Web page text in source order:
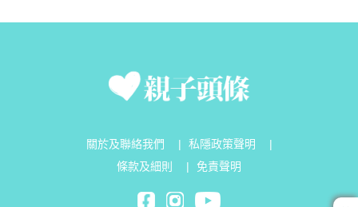
關於及聯絡我們 私隱政策聲明
條款及細則
免責聲明